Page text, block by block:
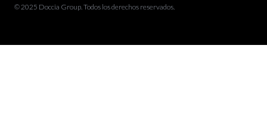
© 2025 Doccia Group. Todos los derechos reservados.